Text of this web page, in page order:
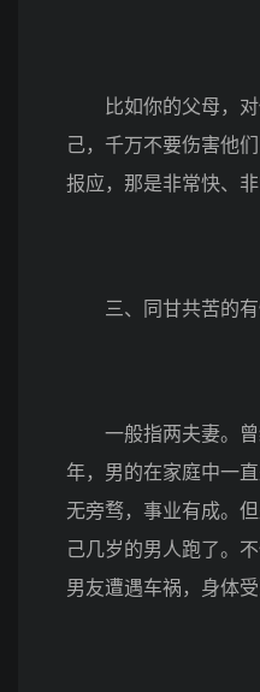
比如你的父母，对
己，千万不要伤害他
报应，那是非常快、
三、同甘共苦的有
一般指两夫妻。曾
年，男的在家庭中一
无旁骛，事业有成。
己几岁的男人跑了。
男友遭遇车祸，身体受